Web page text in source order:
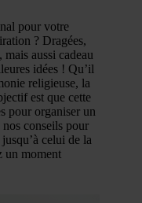
pour votre
? Dragées,
aussi cadeau
idées ! Qu’il
religieuse, la
est que cette
pour organiser un
conseils pour
celui de la
un moment